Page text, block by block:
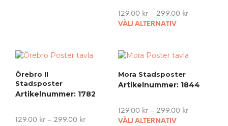
options
may
product
page
129.00 kr– 299.00 kr
VÄLJ ALTERNATIV
Örebro II
Stadsposter
Artikelnummer: 1782
129.00 kr – 299.00 kr
Mora Stadsposter
Artikelnummer: 1844
129.00 kr– 299.00 kr
VÄLJ ALTERNATIV